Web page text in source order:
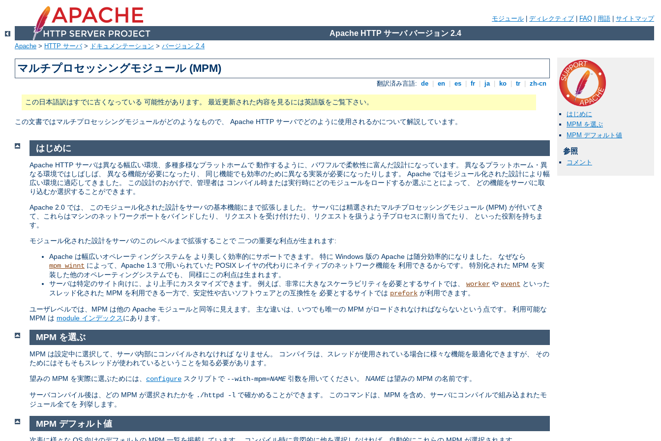
モジュール ディレクティブ FAQ 用語 サイトマップ
Apache HTTP サーバ バージョン 2.4
Apache > HTTP サーバ> ドキュメンテーション > バージョン 2.4
マルチプロセッシングモジュール (MPM)
翻訳済み言語: de en es fr ja ko tr zh-cn
この日本語訳はすでに古くなっている 可能性があります。 最近更新された内容を見るには英語版をご覧下さい。
この文書ではマルチプロセッシングモジュールがどのようなもので、 Apache HTTP サーバでどのように使用されるかについて解説しています。
はじめに
MPM を選ぶ
MPM デフォルト値
参照
コメント
はじめに
Apache HTTP サーバは異なる幅広い環境、多種多様なプラットホームで 動作するように、パワフルで柔軟性に富んだ設計になっています。 異なるプラットホーム・異
なる環境ではしばしば、 異なる機能が必要になったり、 同じ機能でも効率のために異なる実装が必要になったりします。 Apache ではモジュール化された設計により幅
広い環境に適応してきました。 この設計のおかげで、管理者は コンパイル時または実行時にどのモジュールをロードするか選ぶことによって、 どの機能をサーバに取
り込むか選択することができます。
Apache 2.0 では、 このモジュール化された設計をサーバの基本機能にまで拡張しました。 サーバには精選されたマルチプロセッシングモジュール (MPM) が付いてき
て、これらはマシンのネットワークポートをバインドしたり、 リクエストを受け付けたり、リクエストを扱うよう子プロセスに割り当てたり、 といった役割を持ちま
す。
モジュール化された設計をサーバのこのレベルまで拡張することで 二つの重要な利点が生まれます:
Apache は幅広いオペレーティングシステムを より美しく効率的にサポートできます。 特に Windows 版の Apache は随分効率的になりました。 なぜなら
mpm_winnt によって、Apache 1.3 で用いられていた POSIX レイヤの代わりにネイティブのネットワーク機能を 利用できるからです。 特別化された MPM を実
装した他のオペレーティングシステムでも、 同様にこの利点は生まれます。
サーバは特定のサイト向けに、より上手にカスタマイズできます。 例えば、非常に大きなスケーラビリティを必要とするサイトでは、 worker や event といった
スレッド化された MPM を利用できる一方で、安定性や古いソフトウェアとの互換性を 必要とするサイトでは prefork が利用できます。
ユーザレベルでは、MPM は他の Apache モジュールと同等に見えます。 主な違いは、いつでも唯一の MPM がロードされなければならないという点です。 利用可能な
MPM は module インデックスにあります。
MPM を選ぶ
MPM は設定中に選択して、サーバ内部にコンパイルされなければ なりません。 コンパイラは、スレッドが使用されている場合に様々な機能を最適化できますが、 その
ためにはそもそもスレッドが使われているということを知る必要があります。
望みの MPM を実際に選ぶためには、 configure スクリプトで --with-mpm=NAME引数を用いてください。 NAMEは望みの MPM の名前です。
サーバコンパイル後は、どの MPM が選択されたかを ./httpd -l で確かめることができます。 このコマンドは、MPM を含め、サーバにコンパイルで組み込まれたモ
ジュール全てを 列挙します。
MPM デフォルト値